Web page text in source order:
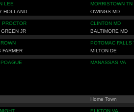
LEE
MORRISTOWN TN
HOLLAND OWINGS MD
PROCTOR
CLINTON MD
JR BALTIMORE MD
POTOMAC FALLS
FARMER MILTON DE
MANASSAS VA
Home Town
ELKTON VA